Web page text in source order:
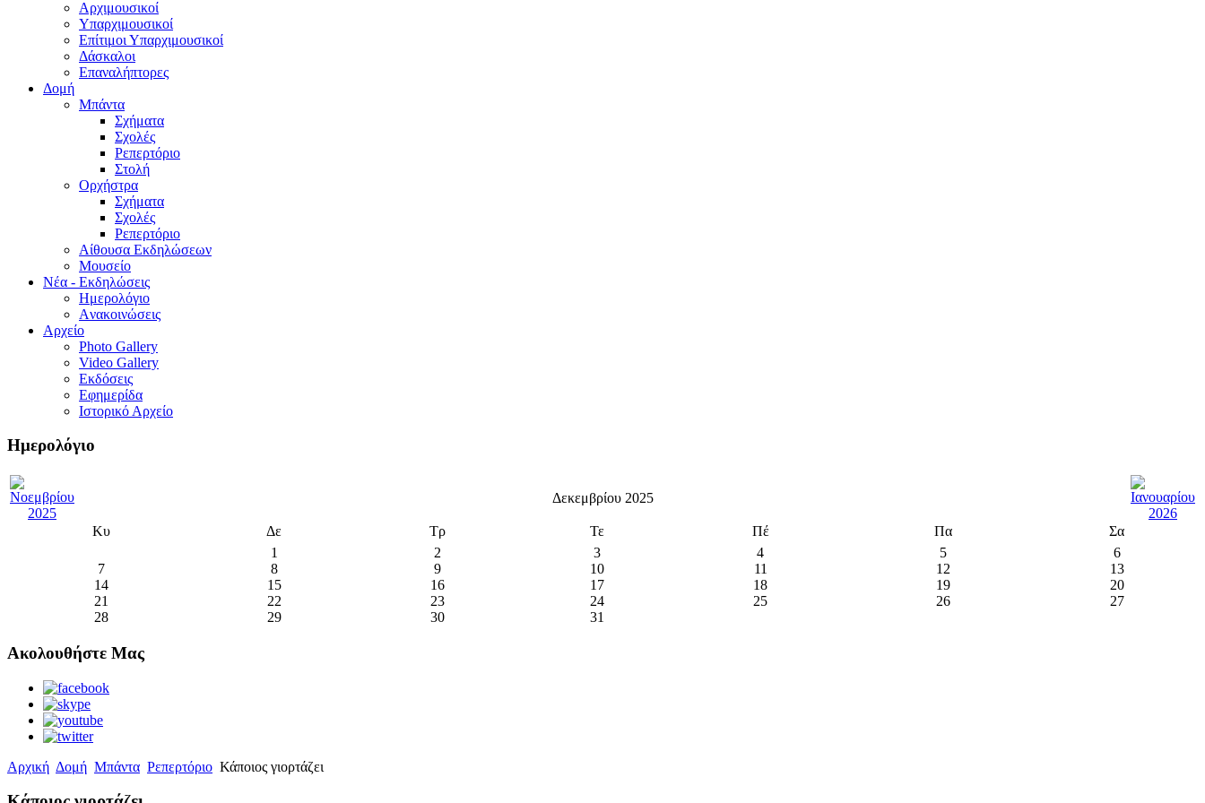
Aρχιμουσικοί
Υπαρχιμουσικοί
Επίτιμοι Υπαρχιμουσικοί
Δάσκαλοι
Επαναλήπτορες
Δομή
Μπάντα
Σχήματα
Σχολές
Ρεπερτόριο
Στολή
Ορχήστρα
Σχήματα
Σχολές
Ρεπερτόριο
Aίθουσα Εκδηλώσεων
Μουσείο
Νέα - Εκδηλώσεις
Ημερολόγιο
Aνακοινώσεις
Αρχείο
Photo Gallery
Video Gallery
Εκδόσεις
Εφημερίδα
Ιστορικό Αρχείο
Ημερολόγιο
Δεκεμβρίου 2025
Κυ Δε Τρ Τε Πέ Πα
Σα
1
2 3 4 5
6
7
8 9 10 11 12
13
14
15 16 17 18 19
20
21
22 23 24 25 26
27
28
29 30 31
Ακολουθήστε Μας
Αρχική Δομή Μπάντα Ρεπερτόριο Κάποιος γιορτάζει